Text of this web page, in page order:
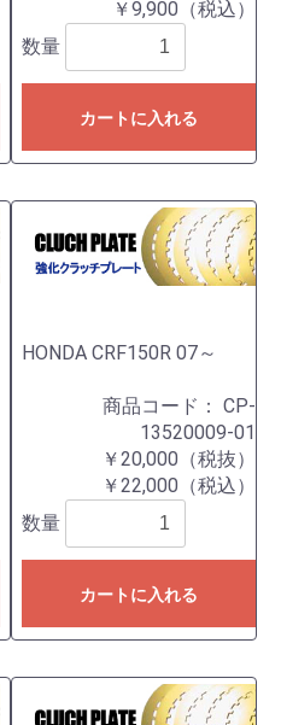
￥9,900（税込）
数量
カートに入れる
HONDA CRF150R 07～
商品コード： CP-
13520009-01
￥20,000（税抜）
￥22,000（税込）
数量
カートに入れる